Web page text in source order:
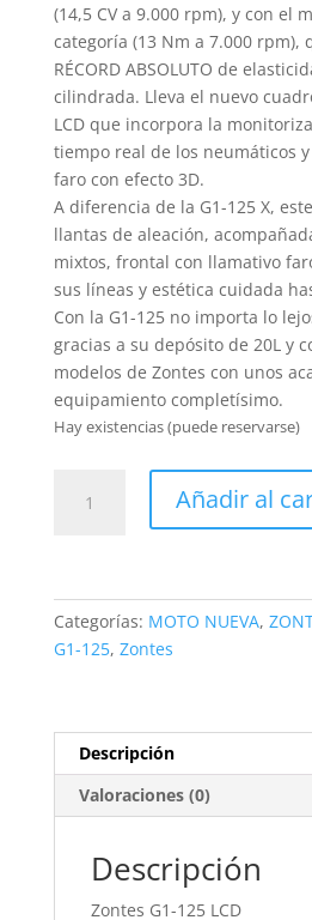
(14,5 CV a 9.000 rpm), y con el
categoría (13 Nm a 7.000 rpm),
RÉCORD ABSOLUTO de
cilindrada. Lleva el nuevo
LCD que incorpora la
tiempo real de los neumáticos
faro con efecto 3D.
A diferencia de la G1-125 X,
llantas de aleación,
mixtos, frontal con llamativo
sus líneas y estética cuidada
Con la G1-125 no importa lo
gracias a su depósito de 20L y
modelos de Zontes con unos
equipamiento completísimo.
Hay existencias (puede reservarse)
Añadir al
Categorías: MOTO NUEVA,
G1-125, Zontes
Descripción
Valoraciones (0)
Descripción
Zontes G1-125 LCD